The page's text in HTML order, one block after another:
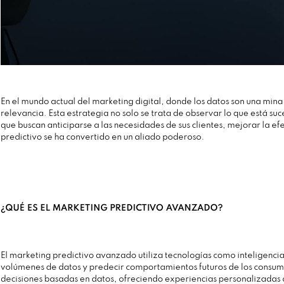
En el mundo actual del marketing digital, donde los datos son una
relevancia. Esta estrategia no solo se trata de observar lo que está
que buscan anticiparse a las necesidades de sus clientes, mejorar la
predictivo se ha convertido en un aliado poderoso.
¿QUÉ ES EL MARKETING PREDICTIVO AVANZADO?
El marketing predictivo avanzado utiliza tecnologías como
volúmenes de datos y predecir comportamientos futuros de los
decisiones basadas en datos, ofreciendo experiencias personalizadas